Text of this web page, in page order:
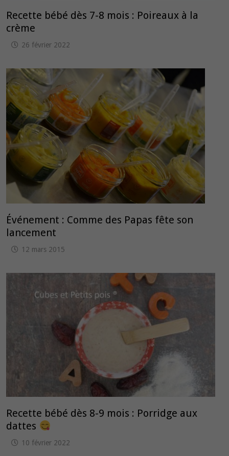
Recette bébé dès 7-8 mois : Poireaux à la
crème
26 février 2022
Événement : Comme des Papas fête son
lancement
12 mars 2015
Recette bébé dès 8-9 mois : Porridge aux
dattes
10 février 2022